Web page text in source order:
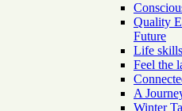
Quality
Future
Life
Feel the
A
Winter